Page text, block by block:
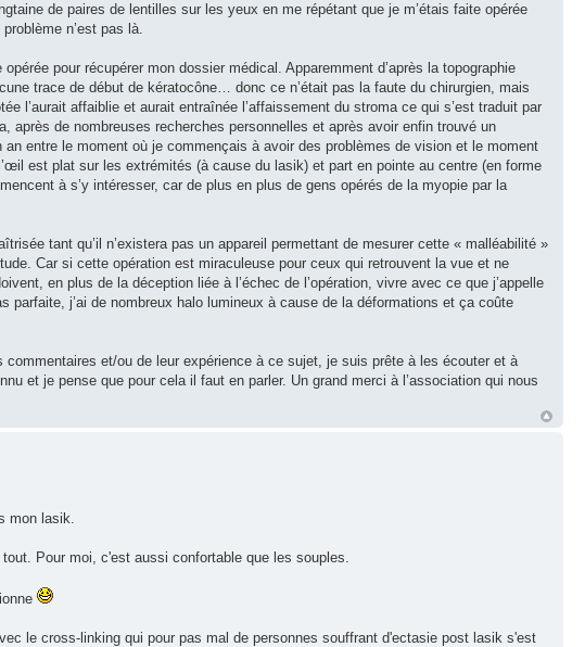
de paires de lentilles sur les yeux en me répétant que je m’étais faite opérée
n’est pas là.
pour récupérer mon dossier médical. Apparemment d’après la topographie
trace de début de kératocône… donc ce n’était pas la faute du chirurgien, mais
l’aurait affaiblie et aurait entraînée l’affaissement du stroma ce qui s’est traduit par
après de nombreuses recherches personnelles et après avoir enfin trouvé un
entre le moment où je commençais à avoir des problèmes de vision et le moment
est plat sur les extrémités (à cause du lasik) et part en pointe au centre (en forme
à s’y intéresser, car de plus en plus de gens opérés de la myopie par la
tant qu’il n’existera pas un appareil permettant de mesurer cette « malléabilité »
Car si cette opération est miraculeuse pour ceux qui retrouvent la vue et ne
en plus de la déception liée à l’échec de l’opération, vivre avec ce que j’appelle
j’ai de nombreux halo lumineux à cause de la déformations et ça coûte
et/ou de leur expérience à ce sujet, je suis prête à les écouter et à
et je pense que pour cela il faut en parler. Un grand merci à l’association qui nous
mon lasik.
Pour moi, c'est aussi confortable que les souples.
le cross-linking qui pour pas mal de personnes souffrant d'ectasie post lasik s'est